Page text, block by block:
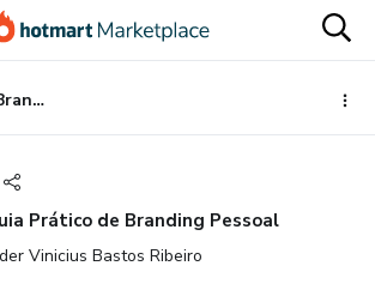
Guia Prático de Branding Pessoal
Prático de Branding Pessoal
Vinicius Bastos Ribeiro